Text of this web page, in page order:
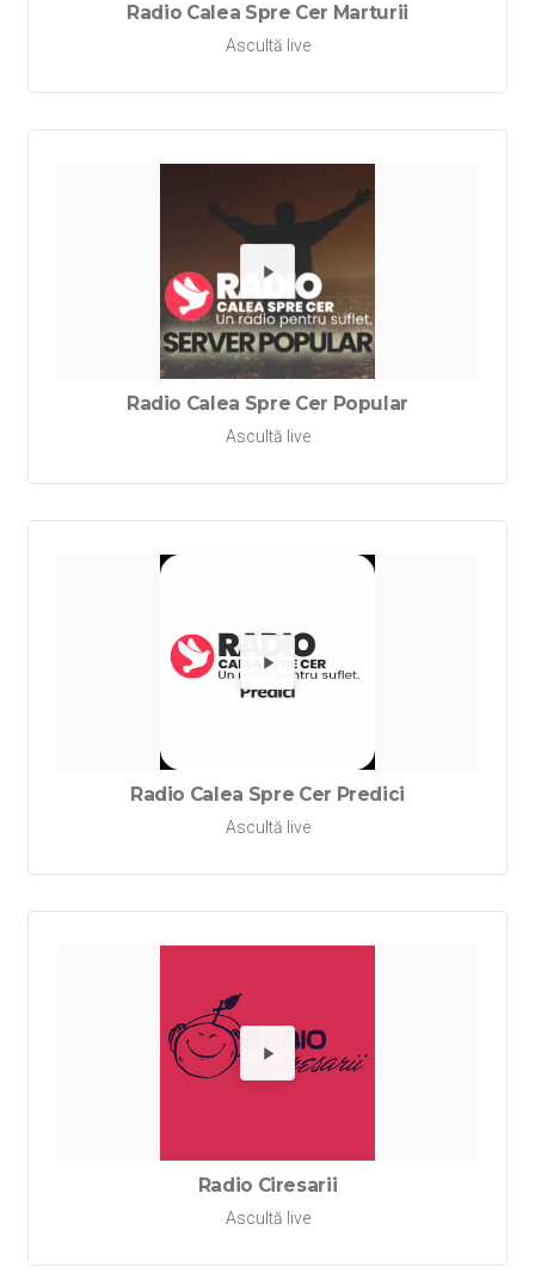
Radio Calea Spre Cer Marturii
Ascultă live
Redă
Radio Calea Spre Cer Popular
Ascultă live
Redă
Radio Calea Spre Cer Predici
Ascultă live
Redă
Radio Ciresarii
Ascultă live